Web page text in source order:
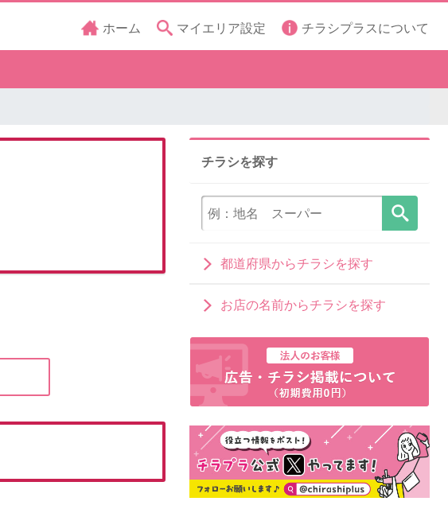
ホーム マイエリア設定 チラシプラスについて
チラシを探す
都道府県からチラシを探す
お店の名前からチラシを探す